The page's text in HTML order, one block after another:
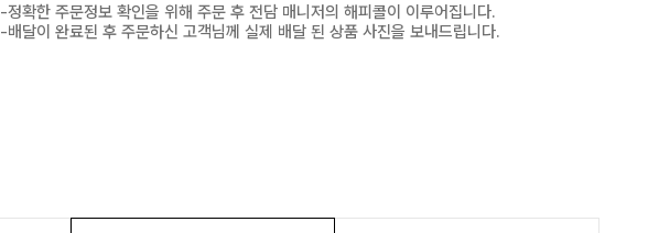
-정확한 주문정보 확인을 위해 주문 후 전담 매니저의 해피콜이 이루어집니다.
-배달이 완료된 후 주문하신 고객님께 실제 배달 된 상품 사진을 보내드립니다.